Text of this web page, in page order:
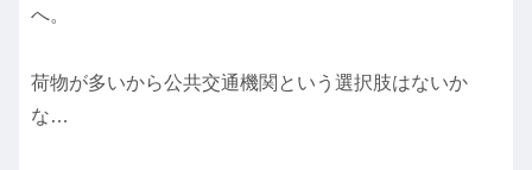
へ。
荷物が多いから公共交通機関という選択肢はないか
な…